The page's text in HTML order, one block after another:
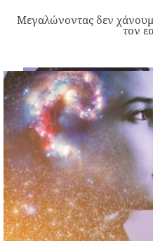
Μεγαλώνοντας δεν
τον